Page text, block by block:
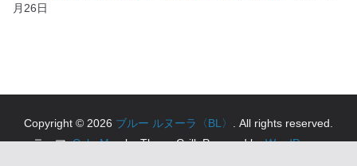
月26日
Copyright © 2026 ブルー ルヌーラ〈BL〉 . All rights reserved.
テーマ:ColorMagby ThemeGrill. Powered byWordPress.